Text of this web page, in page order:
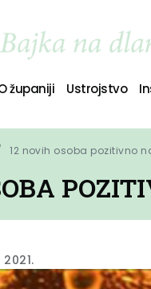
županiji Ustrojstvo
12 novih osoba pozitivno